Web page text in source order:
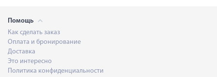
Помощь
Как сделать заказ
Оплата и бронирование
Доставка
Это интересно
Политика конфиденциальности